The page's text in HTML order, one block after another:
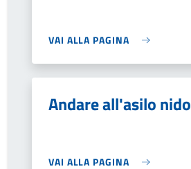
VAI ALLA PAGINA
Andare all'asilo nido
VAI ALLA PAGINA